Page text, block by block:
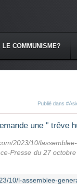
LE COMMUNISME?
Publié dans
2023/10/
Presse du 27